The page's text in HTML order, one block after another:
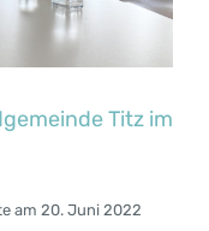
Titz im
am 20. Juni 2022